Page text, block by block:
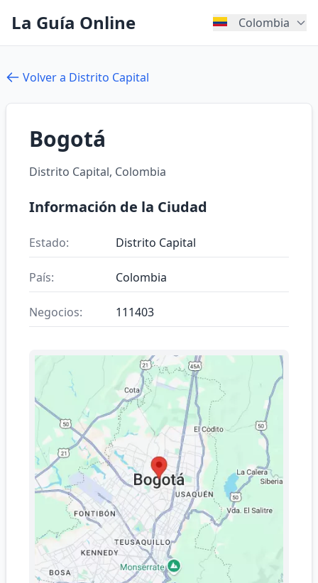
La Guía Online Colombia
Volver a Distrito Capital
Bogotá
Distrito Capital, Colombia
Información de la Ciudad
Estado: Distrito Capital
País: Colombia
Negocios: 111403